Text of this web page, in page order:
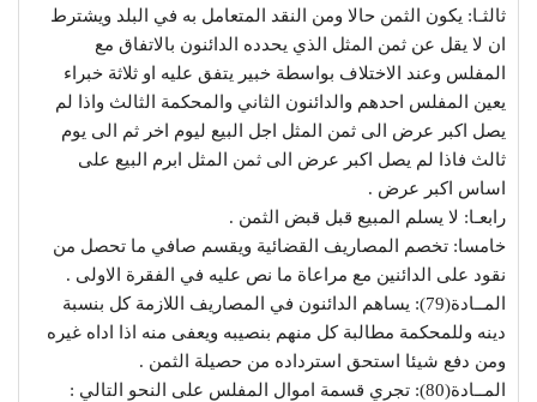
ثالثـا: يكون الثمن حالا ومن النقد المتعامل به في البلد ويشترط
ان لا يقل عن ثمن المثل الذي يحدده الدائنون بالاتفاق مع
المفلس وعند الاختلاف بواسطة خبير يتفق عليه او ثلاثة خبراء
يعين المفلس احدهم والدائنون الثاني والمحكمة الثالث واذا لم
يصل اكبر عرض الى ثمن المثل اجل البيع ليوم اخر ثم الى يوم
ثالث فاذا لم يصل اكبر عرض الى ثمن المثل ابرم البيع على
اساس اكبر عرض .
رابعـا: لا يسلم المبيع قبل قبض الثمن .
خامسا: تخصم المصاريف القضائية ويقسم صافي ما تحصل من
نقود على الدائنين مع مراعاة ما نص عليه في الفقرة الاولى .
المــادة(79): يساهم الدائنون في المصاريف اللازمة كل بنسبة
دينه وللمحكمة مطالبة كل منهم بنصيبه ويعفى منه اذا اداه غيره
ومن دفع شيئا استحق استرداده من حصيلة الثمن .
المــادة(80): تجري قسمة اموال المفلس على النحو التالي :